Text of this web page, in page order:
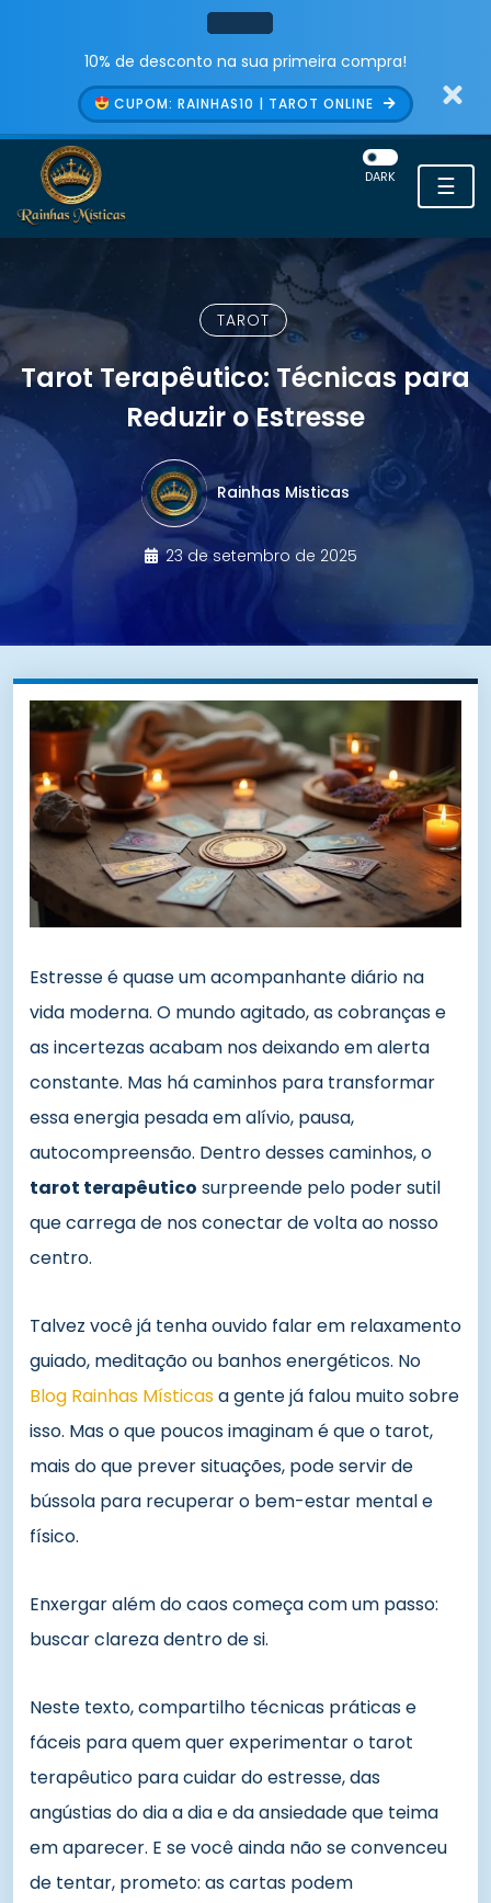
10% de desconto na sua primeira compra!
CUPOM: RAINHAS10 | TAROT ONLINE
☰
DARK
TAROT
Tarot Terapêutico: Técnicas para
Reduzir o Estresse
Rainhas Misticas
23 de setembro de 2025
Estresse é quase um acompanhante diário na
vida moderna. O mundo agitado, as cobranças e
as incertezas acabam nos deixando em alerta
constante. Mas há caminhos para transformar
essa energia pesada em alívio, pausa,
autocompreensão. Dentro desses caminhos, o
tarot terapêutico surpreende pelo poder sutil
que carrega de nos conectar de volta ao nosso
centro.
Talvez você já tenha ouvido falar em relaxamento
guiado, meditação ou banhos energéticos. No
Blog Rainhas Místicasa gente já falou muito sobre
isso. Mas o que poucos imaginam é que o tarot,
mais do que prever situações, pode servir de
bússola para recuperar o bem-estar mental e
físico.
Enxergar além do caos começa com um passo:
buscar clareza dentro de si.
Neste texto, compartilho técnicas práticas e
fáceis para quem quer experimentar o tarot
terapêutico para cuidar do estresse, das
angústias do dia a dia e da ansiedade que teima
em aparecer. E se você ainda não se convenceu
de tentar, prometo: as cartas podem